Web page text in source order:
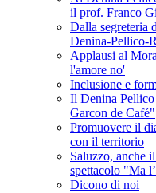
il prof. Franco
Dalla segreteria
Denina-Pellico-
Applausi al
l'amore no'
Inclusione e
Il Denina
Garcon de Café"
Promuovere il
con il territorio
Saluzzo, anche
spettacolo "Ma
Dicono di noi